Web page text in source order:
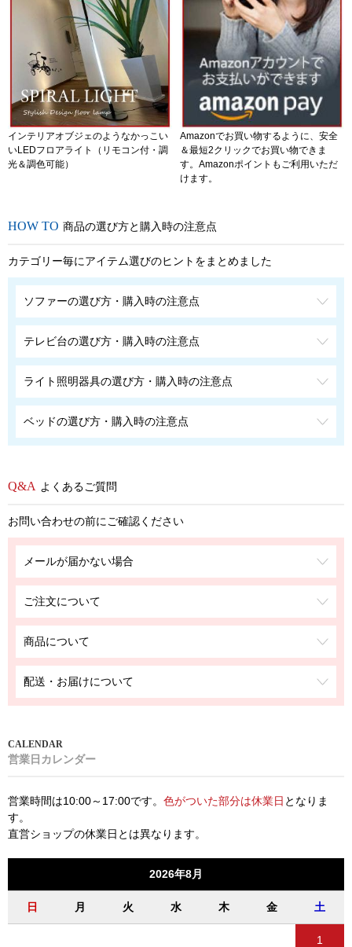
インテリアオブジェのようなかっこい
いLEDフロアライト（リモコン付・調
光＆調色可能）
Amazonでお買い物するように、安全
＆最短2クリックでお買い物できま
す。Amazonポイントもご利用いただ
けます。
商品の選び方と購入時の注意点
カテゴリー毎にアイテム選びのヒントをまとめました
ソファーの選び方・購入時の注意点
テレビ台の選び方・購入時の注意点
ライト照明器具の選び方・購入時の注意点
ベッドの選び方・購入時の注意点
よくあるご質問
お問い合わせの前にご確認ください
メールが届かない場合
ご注文について
商品について
配送・お届けについて
営業日カレンダー
営業時間は10:00～17:00です。 色がついた部分は休業日 となりま
す。
直営ショップの休業日とは異なります。
2026年8月
日 月 火 水 木 金 土
1